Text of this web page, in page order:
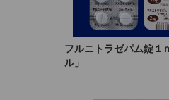
フルニトラゼパム錠１
ル」